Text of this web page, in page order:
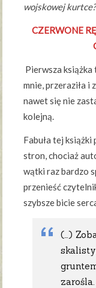
wojskowej kurtce?
CZERWONE
Pierwsza
mnie, przeraziła i
nawet się nie
kolejną.
Fabuła tej
stron, chociaż
wątki raz bardzo
przenieść
szybsze bicie
(…)